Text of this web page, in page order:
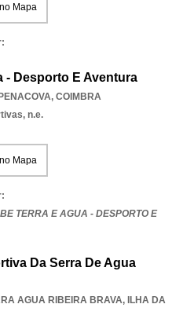
Mapa
- Desporto E Aventura
PENACOVA, COIMBRA
n.e.
Mapa
TERRA E AGUA - DESPORTO E
Da Serra De Agua
AGUA RIBEIRA BRAVA, ILHA DA